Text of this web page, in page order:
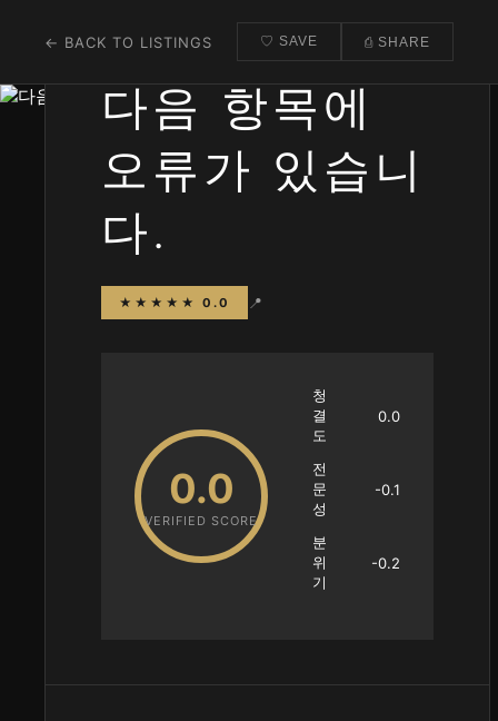
← BACK TO LISTINGS ♡ SAVE ⎙ SHARE
다음 항목에
오류가 있습니
다.
★★★★★ 0.0 📍
0.0
VERIFIED SCORE
청
결
도
0.0
전
문
성
-0.1
분
위
기
-0.2